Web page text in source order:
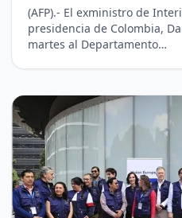
(AFP).- El exministro de
presidencia de Colombia,
martes al Departamento…